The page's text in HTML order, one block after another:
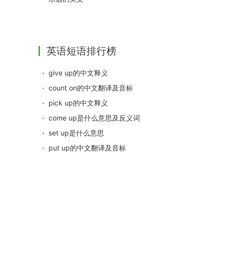
英语短语排行榜
give up的中文释义
count on的中文翻译及音标
pick up的中文释义
come up是什么意思及反义词
set up是什么意思
put up的中文翻译及音标